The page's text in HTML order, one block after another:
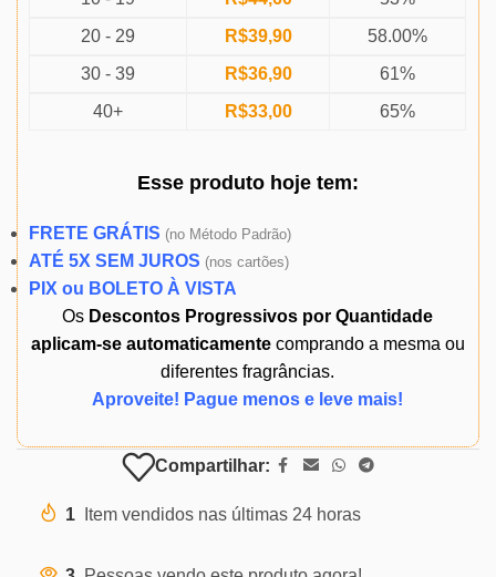
20 - 29
R$39,90
58.00%
30 - 39
R$36,90
61%
40+
R$33,00 65%
Esse produto hojetem:
FRETE GRÁTIS (no Método Padrão)
ATÉ 5X SEM JUROS (nos cartões)
PIX ou BOLETO À VISTA
Os Descontos Progressivos por Quantidade
aplicam-se automaticamentecomprando a mesma ou
diferentes fragrâncias.
Aproveite! Pague menos e leve mais!
Compartilhar:
1 Item vendidos nas últimas 24 horas